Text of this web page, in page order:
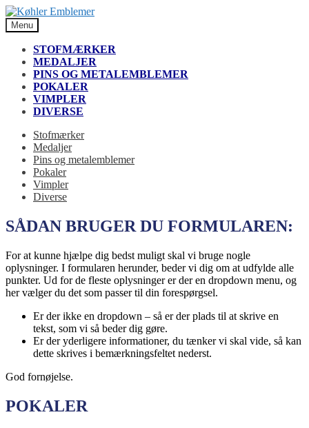
Spring
til
navigation
Spring
til
indhold
Menu
STOFMÆRKER
MEDALJER
PINS OG METALEMBLEMER
POKALER
VIMPLER
DIVERSE
Stofmærker
Medaljer
Pins og metalemblemer
Pokaler
Vimpler
Diverse
SÅDAN BRUGER DU FORMULAREN:
For at kunne hjælpe dig bedst muligt skal vi bruge nogle
oplysninger. I formularen herunder, beder vi dig om at udfylde alle
punkter. Ud for de fleste oplysninger er der en dropdown menu, og
her vælger du det som passer til din forespørgsel.
Er der ikke en dropdown – så er der plads til at skrive en
tekst, som vi så beder dig gøre.
Er der yderligere informationer, du tænker vi skal vide, så kan
dette skrives i bemærkningsfeltet nederst.
God fornøjelse.
POKALER